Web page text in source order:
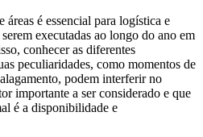
é essencial para logística e
executadas ao longo do ano em
conhecer as diferentes
peculiaridades, como momentos de
podem interferir no
importante a ser considerado e que
é a disponibilidade e